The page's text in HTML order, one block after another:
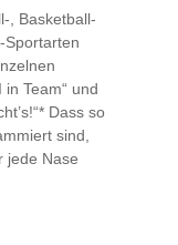
, Basketball-
Sportarten
Team“ und
Dass so
sind,
jede Nase